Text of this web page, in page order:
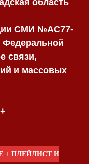
СМИ №AC77-
Федеральной
связи,
и массовых
+ ПЛЕЙЛИСТ И